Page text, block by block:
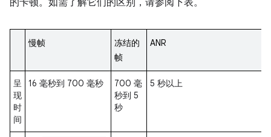
慢帧
冻结的
帧
ANR
呈
现
时
间
16 毫秒到 700 毫秒
700 毫
秒到 5
秒
5 秒以上